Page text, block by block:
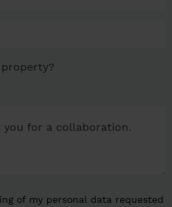
of my personal data requested